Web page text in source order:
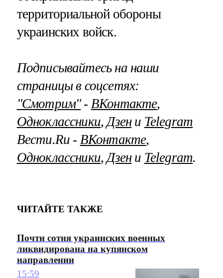
территориальной обороны
украинских войск.
Подписывайтесь на наши
страницы в соцсетях:
"Смотрим"‐ ВКонтакте,
Одноклассники, Дзени Telegram
Вести.Ru ‐ ВКонтакте,
Одноклассники, Дзени Telegram.
ЧИТАЙТЕ ТАКЖЕ
Почти сотня украинских военных
ликвидирована на купянском
направлении
15:59